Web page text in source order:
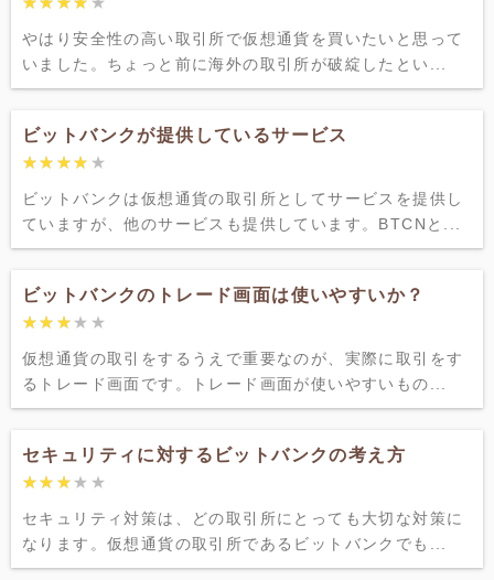
やはり安全性の高い取引所で仮想通貨を買いたいと思って
いました。ちょっと前に海外の取引所が破綻したとい...
ビットバンクが提供しているサービス
★★★★★
★★★★★
ビットバンクは仮想通貨の取引所としてサービスを提供し
ていますが、他のサービスも提供しています。BTCNと...
ビットバンクのトレード画面は使いやすいか？
★★★★★
★★★★★
仮想通貨の取引をするうえで重要なのが、実際に取引をす
るトレード画面です。トレード画面が使いやすいもの...
セキュリティに対するビットバンクの考え方
★★★★★
★★★★★
セキュリティ対策は、どの取引所にとっても大切な対策に
なります。仮想通貨の取引所であるビットバンクでも...